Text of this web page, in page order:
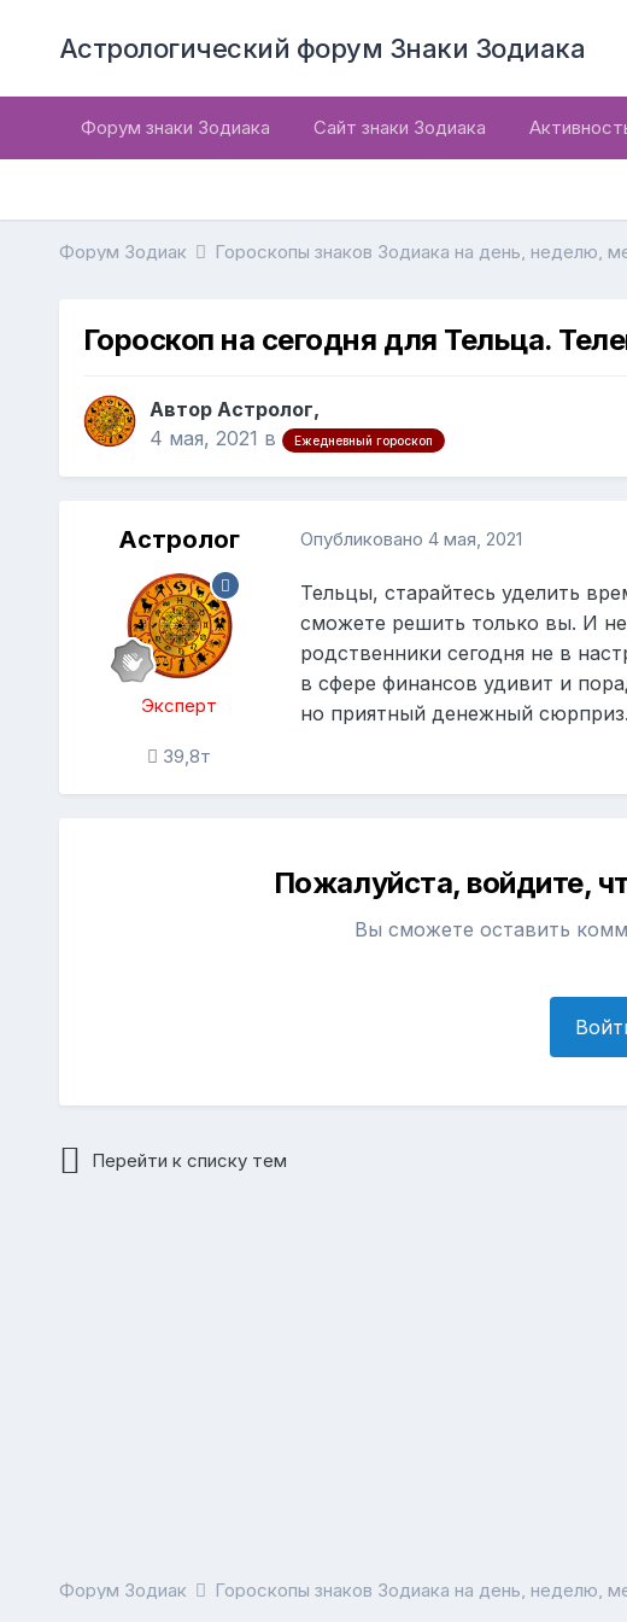
Астрологический форум Знаки Зодиака
Форум знаки Зодиака Сайт знаки Зодиака
Форум Зодиак Гороскопы знаков Зодиака на день, неделю,
Гороскоп на сегодня для Тельца.
Автор Астролог,
4 мая, 2021 в Ежедневный гороскоп
Астролог
Эксперт
39,8т
Опубликовано 4 мая, 2021
Тельцы, старайтесь уделить
сможете решить только вы. И
родственники сегодня не в
в сфере финансов удивит и
но приятный денежный сюрприз.
Пожалуйста, войдите,
Вы сможете оставить
Перейти к списку тем
Форум Зодиак Гороскопы знаков Зодиака на день, неделю,